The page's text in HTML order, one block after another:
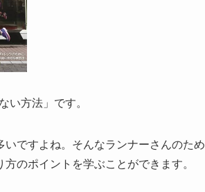
い方法」です。
ですよね。そんなランナーさんのため
のポイントを学ぶことができます。